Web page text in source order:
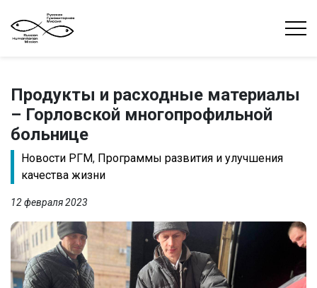
Продукты и расходные материалы
– Горловской многопрофильной
больнице
Новости РГМ, Программы развития и улучшения
качества жизни
12 февраля 2023